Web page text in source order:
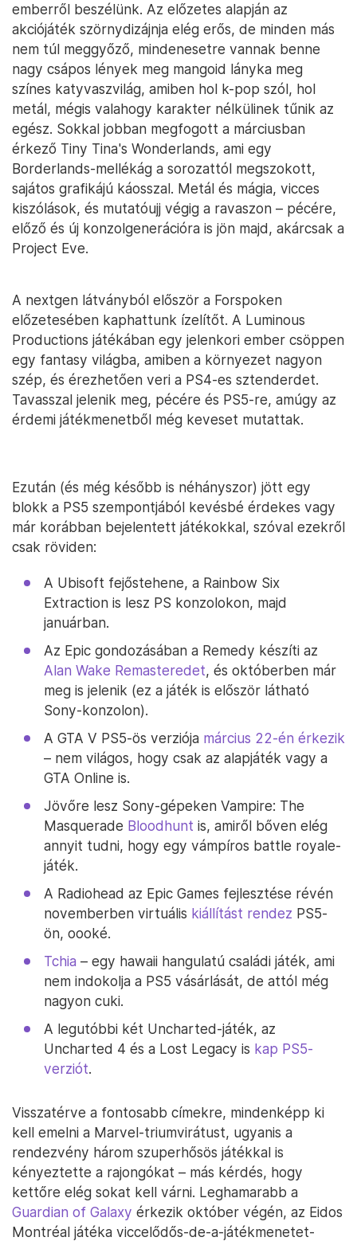
emberről beszélünk. Az előzetes alapján az
akciójáték szörnydizájnja elég erős, de minden más
nem túl meggyőző, mindenesetre vannak benne
nagy csápos lények meg mangoid lányka meg
színes katyvaszvilág, amiben hol k-pop szól, hol
metál, mégis valahogy karakter nélkülinek tűnik az
egész. Sokkal jobban megfogott a márciusban
érkező Tiny Tina's Wonderlands, ami egy
Borderlands-mellékág a sorozattól megszokott,
sajátos grafikájú káosszal. Metál és mágia, vicces
kiszólások, és mutatóujj végig a ravaszon – pécére,
előző és új konzolgenerációra is jön majd, akárcsak a
Project Eve.
A nextgen látványból először a Forspoken
előzetesében kaphattunk ízelítőt. A Luminous
Productions játékában egy jelenkori ember csöppen
egy fantasy világba, amiben a környezet nagyon
szép, és érezhetően veri a PS4-es sztenderdet.
Tavasszal jelenik meg, pécére és PS5-re, amúgy az
érdemi játékmenetből még keveset mutattak.
Ezután (és még később is néhányszor) jött egy
blokk a PS5 szempontjából kevésbé érdekes vagy
már korábban bejelentett játékokkal, szóval ezekről
csak röviden:
A Ubisoft fejőstehene, a Rainbow Six
Extraction is lesz PS konzolokon, majd
januárban.
Az Epic gondozásában a Remedy készíti az
Alan Wake Remasteredet, és októberben már
meg is jelenik (ez a játék is először látható
Sony-konzolon).
A GTA V PS5-ös verziója március 22-én érkezik
– nem világos, hogy csak az alapjáték vagy a
GTA Online is.
Jövőre lesz Sony-gépeken Vampire: The
Masquerade Bloodhunt is, amiről bőven elég
annyit tudni, hogy egy vámpíros battle royale-
játék.
A Radiohead az Epic Games fejlesztése révén
novemberben virtuális kiállítást rendez PS5-
ön, oooké.
Tchia – egy hawaii hangulatú családi játék, ami
nem indokolja a PS5 vásárlását, de attól még
nagyon cuki.
A legutóbbi két Uncharted-játék, az
Uncharted 4 és a Lost Legacy is kap PS5-
verziót.
Visszatérve a fontosabb címekre, mindenképp ki
kell emelni a Marvel-triumvirátust, ugyanis a
rendezvény három szuperhősös játékkal is
kényeztette a rajongókat – más kérdés, hogy
kettőre elég sokat kell várni. Leghamarabb a
Guardian of Galaxy érkezik október végén, az Eidos
Montréal játéka viccelődős-de-a-játékmenetet-